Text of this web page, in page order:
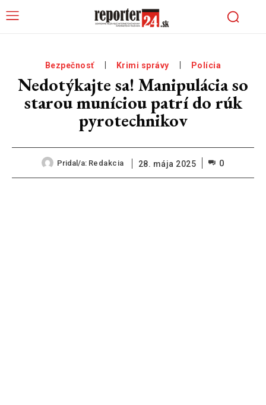
Bezpečnosť Krimi správy Polícia
Nedotýkajte sa! Manipulácia so
starou muníciou patrí do rúk
pyrotechnikov
Pridal/a: Redakcia 28. mája 2025 0